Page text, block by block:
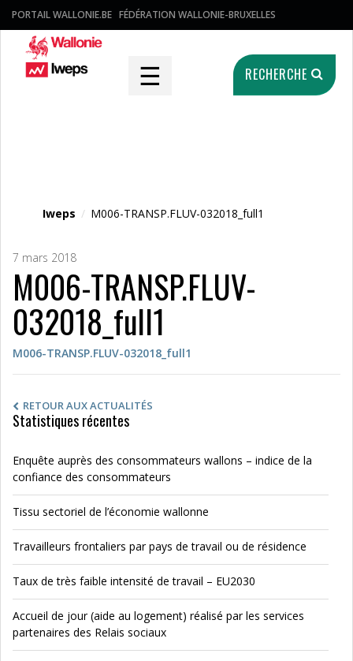
PORTAIL WALLONIE.BE FÉDÉRATION WALLONIE-BRUXELLES
☰ RECHERCHE
Iweps / M006-TRANSP.FLUV-032018_full1
7 mars 2018
M006-TRANSP.FLUV-
032018_full1
M006-TRANSP.FLUV-032018_full1
RETOUR AUX ACTUALITÉS
Statistiques récentes
Enquête auprès des consommateurs wallons – indice de la
confiance des consommateurs
Tissu sectoriel de l’économie wallonne
Travailleurs frontaliers par pays de travail ou de résidence
Taux de très faible intensité de travail – EU2030
Accueil de jour (aide au logement) réalisé par les services
partenaires des Relais sociaux